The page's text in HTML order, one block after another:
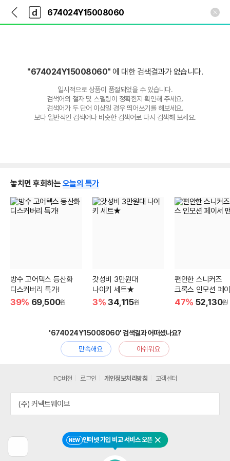
다
나
와
가
다
와
"674024Y15008060" 에 대한 검색결과가 없습니다.
일시적으로 상품이 품절되었을 수 있습니다.
검색어의 철자 및 스펠링이 정확한지 확인해 주세요.
검색어가 두 단어 이상일 경우 띄어쓰기를 해보세요.
보다 일반적인 검색어나 비슷한 검색어로 다시 검색해 보세요.
놓치면 후회하는 오늘의 특가
방수 고어텍스 등산화
디스커버리 특가!
39% 69,500원
갓성비 3만원대
나이키 세트★
3% 34,115원
편안한 스니커즈
크록스 인모션 페
47% 52,130원
'674024Y15008060' 검색결과 어떠셨나요?
만족해요
아쉬워요
전
NEW 인터넷 가입 비교 서비스 오픈 닫기
PC버전 로그인 개인정보처리방침 고객센터
(주) 커넥트웨이브